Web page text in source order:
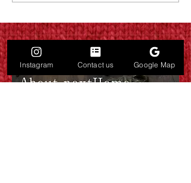
Instagram Contact us Google Map